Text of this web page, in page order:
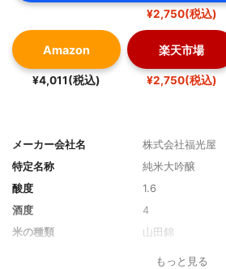
¥2,750(税込)
Amazon
¥4,011(税込)
楽天市場
¥2,750(税込)
メーカー会社名
株式会社福光屋
特定名称
純米大吟醸
酸度
1.6
酒度
4
米の種類
山田錦
もっと見る